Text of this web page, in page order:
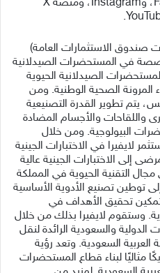
وحساباتنا على منصات Facebook، وInstagram، ومنصة X
صندوق الاستثمارات العامة)
في المستحضرات الصيدلانية
الصيدلانية الحيوية
المرونة الصحية الوطنية. ومن
يتم تطوير القدرة التصنيعية
واللقاحات والأجسام المضادة
البيولوجية. ومن خلال
لايفيرا في الاختبارات الجينية
إلى الاختبارات الجينية عالية
التقنية الحيوية في المملكة
توطين تصنيع الأدوية الأساسية
تحقيق الأهداف في
وستقوم لايفيرا بذلك من خلال
الدولية والسعودية الرائدة لنقل
العربية السعودية. وتعد رؤية
مثاليًا لبناء قطاع المستحضرات